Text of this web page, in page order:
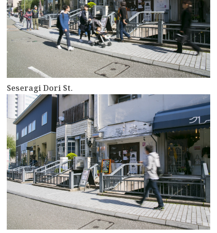
Seseragi Dori St.
more